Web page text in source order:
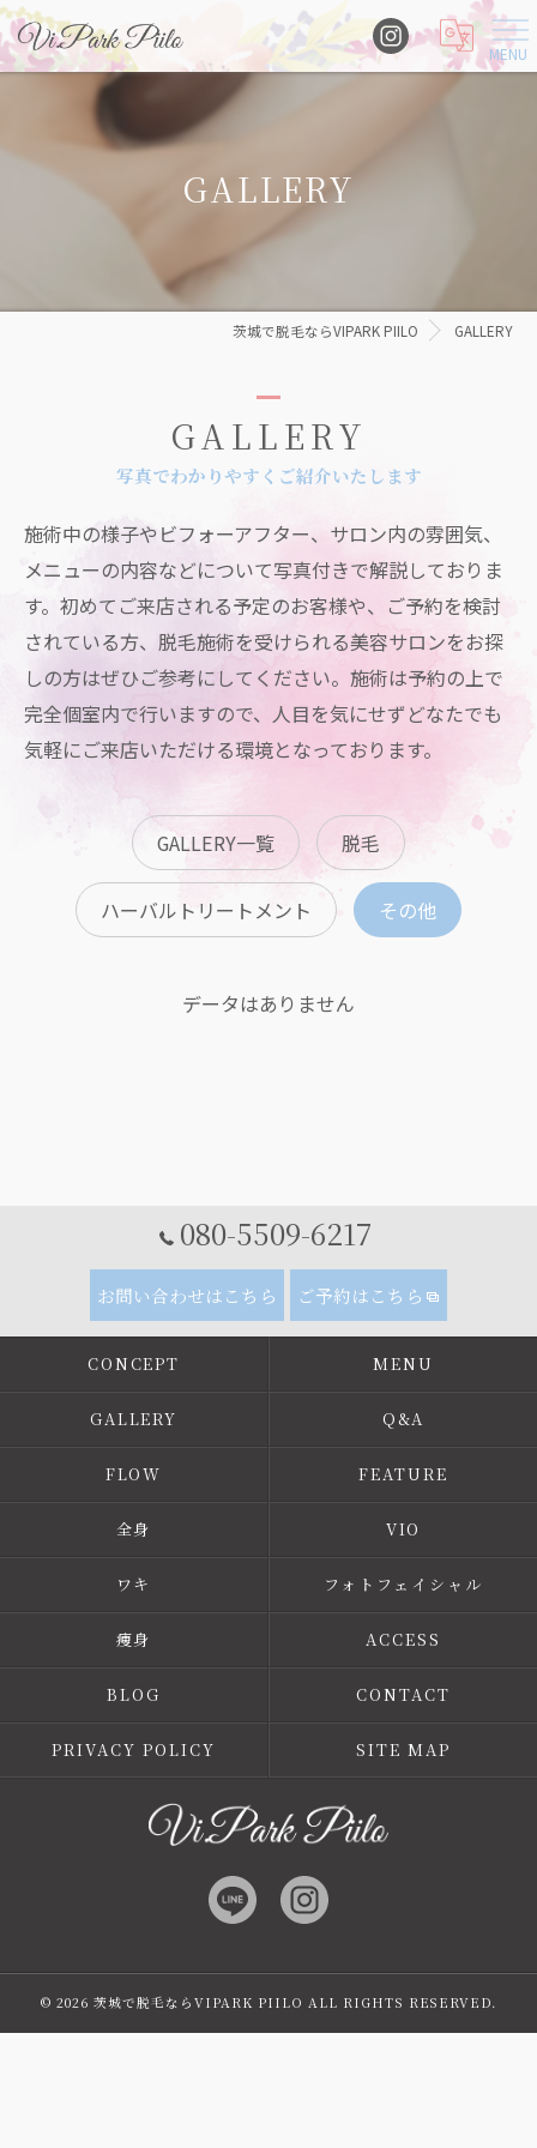
GALLERY
茨城で脱毛ならVIPARK PIILO GALLERY
GALLERY
写真でわかりやすくご紹介いたします
施術中の様子やビフォーアフター、サロン内の雰囲気、
メニューの内容などについて写真付きで解説しておりま
す。初めてご来店される予定のお客様や、ご予約を検討
されている方、脱毛施術を受けられる美容サロンをお探
しの方はぜひご参考にしてください。施術は予約の上で
完全個室内で行いますので、人目を気にせずどなたでも
気軽にご来店いただける環境となっております。
GALLERY一覧 脱毛
ハーバルトリートメント その他
データはありません
080-5509-6217
お問い合わせはこちら ご予約はこちら
CONCEPT MENU
GALLERY Q&A
FLOW FEATURE
全身 VIO
ワキ フォトフェイシャル
痩身 ACCESS
BLOG CONTACT
PRIVACY POLICY SITE MAP
© 2026 茨城で脱毛ならVIPARK PIILO ALL RIGHTS RESERVED.